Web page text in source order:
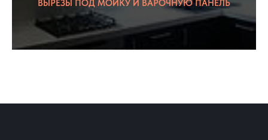
ВЫРЕЗЫ ПОД МОЙКУ И ВАРОЧНУЮ ПАНЕЛЬ